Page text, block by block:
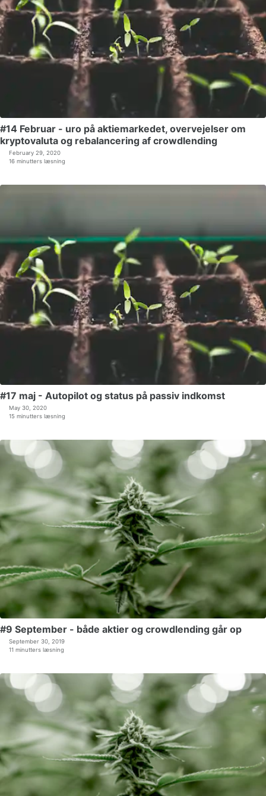
#14 Februar - uro på aktiemarkedet, overvejelser om
kryptovaluta og rebalancering af crowdlending
February 29, 2020
16 minutters læsning
#17 maj - Autopilot og status på passiv indkomst
May 30, 2020
15 minutters læsning
#9 September - både aktier og crowdlending går op
September 30, 2019
11 minutters læsning